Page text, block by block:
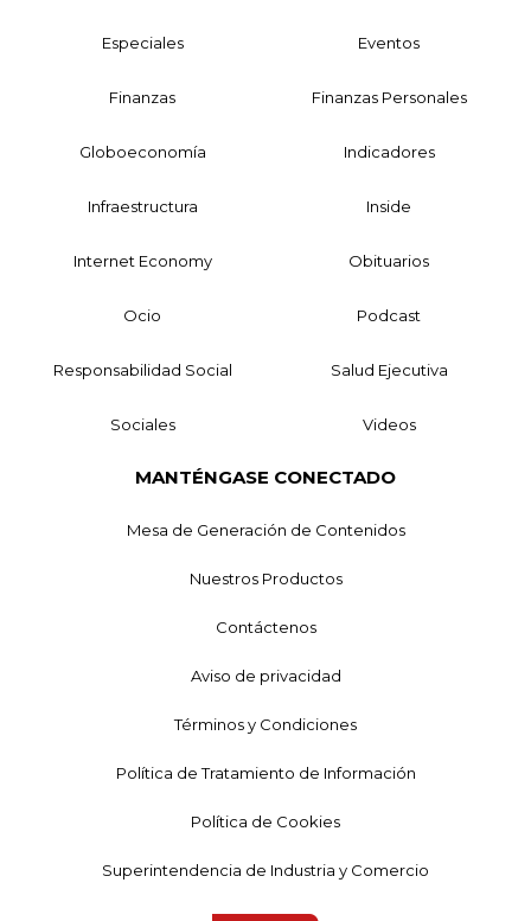
Especiales Eventos
Finanzas Finanzas Personales
Globoeconomía Indicadores
Infraestructura Inside
Internet Economy Obituarios
Ocio Podcast
Responsabilidad Social Salud Ejecutiva
Sociales Videos
MANTÉNGASE CONECTADO
Mesa de Generación de Contenidos
Nuestros Productos
Contáctenos
Aviso de privacidad
Términos y Condiciones
Política de Tratamiento de Información
Política de Cookies
Superintendencia de Industria y Comercio